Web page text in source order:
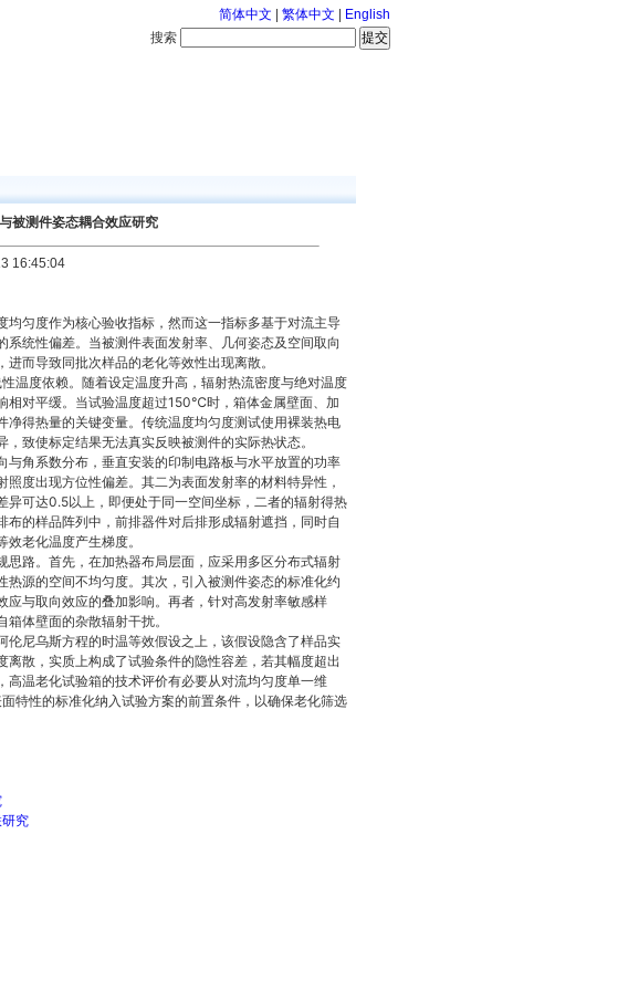
简体中文 繁体中文
English
搜索
被测件姿态耦合效应研究
16:45:04
匀度作为核心验收指标，然而这一指标多基于对流主导
统性偏差。当被测件表面发射率、几何姿态及空间取向
而导致同批次样品的老化等效性出现离散。
温度依赖。随着设定温度升高，辐射热流密度与绝对温度
相对平缓。当试验温度超过150℃时，箱体金属壁面、加
得热量的关键变量。传统温度均匀度测试使用裸装热电
致使标定结果无法真实反映被测件的实际热状态。
角系数分布，垂直安装的印制电路板与水平放置的功率
度出现方位性偏差。其二为表面发射率的材料特异性，
可达0.5以上，即便处于同一空间坐标，二者的辐射得热
的样品阵列中，前排器件对后排形成辐射遮挡，同时自
老化温度产生梯度。
路。首先，在加热器布局层面，应采用多区分布式辐射
源的空间不均匀度。其次，引入被测件姿态的标准化约
与取向效应的叠加影响。再者，针对高发射率敏感样
体壁面的杂散辐射干扰。
尼乌斯方程的时温等效假设之上，该假设隐含了样品实
散，实质上构成了试验条件的隐性容差，若其幅度超出
温老化试验箱的技术评价有必要从对流均匀度单一维
特性的标准化纳入试验方案的前置条件，以确保老化筛选
究